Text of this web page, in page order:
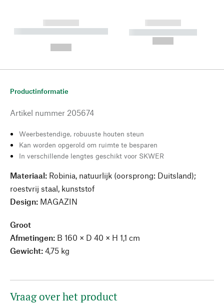
------------
----------- ----------- --------
------------
----------- -----------
Productinformatie
Artikel nummer 205674
Weerbestendige, robuuste houten steun
Kan worden opgerold om ruimte te besparen
In verschillende lengtes geschikt voor SKWER
Materiaal: Robinia, natuurlijk (oorsprong: Duitsland);
roestvrij staal, kunststof
Design: MAGAZIN
Groot
Afmetingen: B 160 × D 40 × H 1,1 cm
Gewicht: 4,75 kg
Vraag over het product